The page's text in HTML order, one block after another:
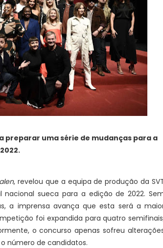
preparar uma série de mudanças para a
, revelou que a equipa de produção da
sueca para a edição de 2022.
a imprensa avança que esta será a
foi expandida para quatro
o concurso apenas sofreu
número de candidatos.